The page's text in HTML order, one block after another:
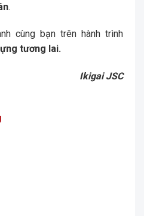
.
cùng bạn trên hành trình
tương lai.
Ikigai JSC